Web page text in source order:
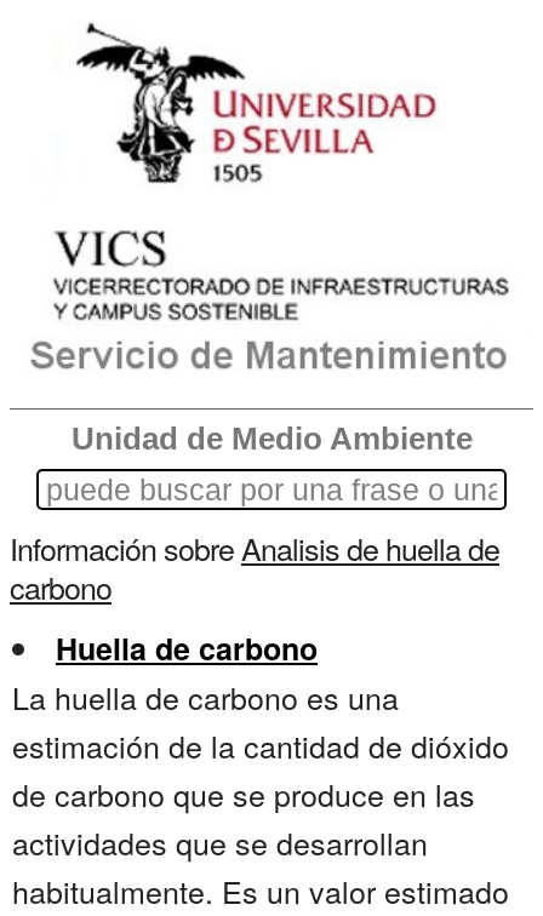
Unidad de Medio Ambiente
Información sobreAnalisis de huella de
carbono
Huella de carbono
La huella de carbono es una
estimación de la cantidad de dióxido
de carbono que se produce en las
actividades que se desarrollan
habitualmente. Es un valor estimado